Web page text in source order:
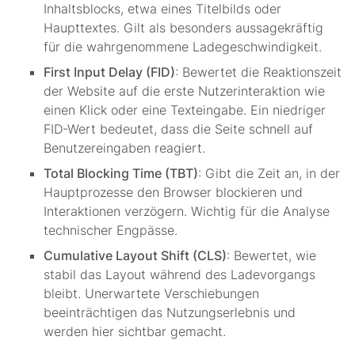
Inhaltsblocks, etwa eines Titelbilds oder
Haupttextes. Gilt als besonders aussagekräftig
für die wahrgenommene Ladegeschwindigkeit.
First Input Delay (FID): Bewertet die Reaktionszeit
der Website auf die erste Nutzerinteraktion wie
einen Klick oder eine Texteingabe. Ein niedriger
FID-Wert bedeutet, dass die Seite schnell auf
Benutzereingaben reagiert.
Total Blocking Time (TBT): Gibt die Zeit an, in der
Hauptprozesse den Browser blockieren und
Interaktionen verzögern. Wichtig für die Analyse
technischer Engpässe.
Cumulative Layout Shift (CLS): Bewertet, wie
stabil das Layout während des Ladevorgangs
bleibt. Unerwartete Verschiebungen
beeinträchtigen das Nutzungserlebnis und
werden hier sichtbar gemacht.